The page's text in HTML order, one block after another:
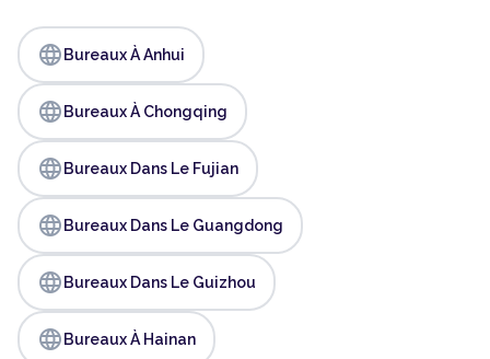
language Bureaux À Anhui
language Bureaux À Chongqing
language Bureaux Dans Le Fujian
language Bureaux Dans Le Guangdong
language Bureaux Dans Le Guizhou
language Bureaux À Hainan